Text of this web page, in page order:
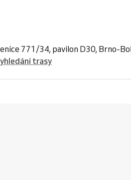
771/34, pavilon D30, Brno-
trasy